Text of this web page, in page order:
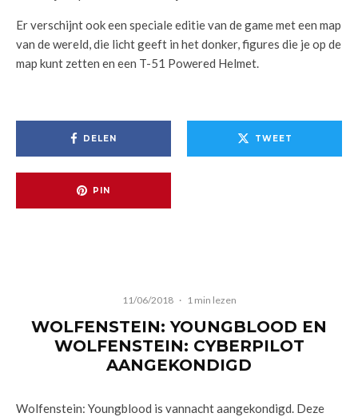
Er verschijnt ook een speciale editie van de game met een map
van de wereld, die licht geeft in het donker, figures die je op de
map kunt zetten en een T-51 Powered Helmet.
DELEN TWEET
PIN
11/06/2018 · 1 min lezen
WOLFENSTEIN: YOUNGBLOOD EN
WOLFENSTEIN: CYBERPILOT
AANGEKONDIGD
Wolfenstein: Youngblood is vannacht aangekondigd. Deze